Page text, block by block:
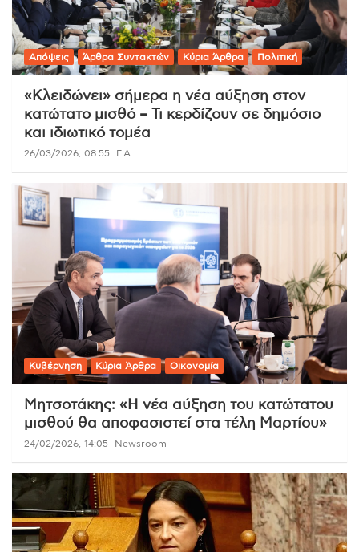
Απόψεις Άρθρα Συντακτών Κύρια Άρθρα Πολιτική
«Κλειδώνει» σήμερα η νέα αύξηση στον
κατώτατο μισθό – Τι κερδίζουν σε δημόσιο
και ιδιωτικό τομέα
26/03/2026, 08:55 Γ.Α.
Κυβέρνηση Κύρια Άρθρα Οικονομία
Μητσοτάκης: «Η νέα αύξηση του κατώτατου
μισθού θα αποφασιστεί στα τέλη Μαρτίου»
24/02/2026, 14:05 Newsroom